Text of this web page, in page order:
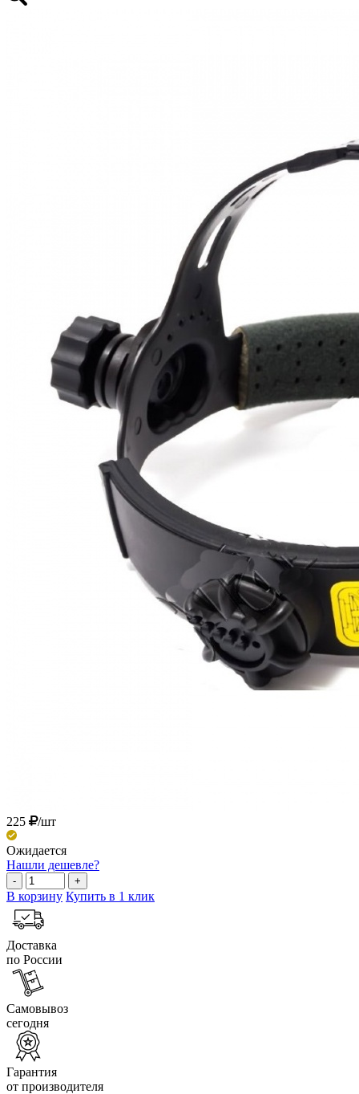
225 /шт
Ожидается
Нашли дешевле?
- +
В корзину Купить в 1 клик
Доставка
по России
Самовывоз
сегодня
Гарантия
от производителя